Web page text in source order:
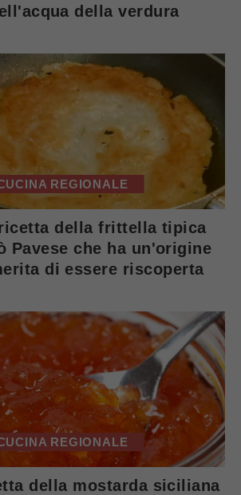
della verdura
REGIONALE
della frittella tipica
Pavese che ha un'origine
di essere riscoperta
REGIONALE
della mostarda siciliana